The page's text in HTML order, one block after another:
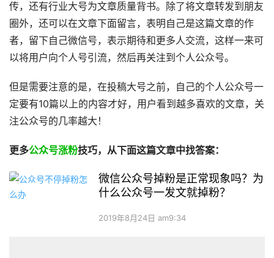
传，还有行业大号为文章质量背书。除了将文章转发到朋友
圈外，还可以在文章下面留言，表明自己是这篇文章的作
者，留下自己微信号，表示期待和更多人交流，这样一来可
以将用户向个人号引流，然后再关注到个人公众号。
但是需要注意的是，在投稿大号之前，自己的个人公众号一
定要有10篇以上的内容才好，用户看到越多喜欢的文章，关
注公众号的几率越大！
更多公众号涨粉技巧，从下面这篇文章中找答案：